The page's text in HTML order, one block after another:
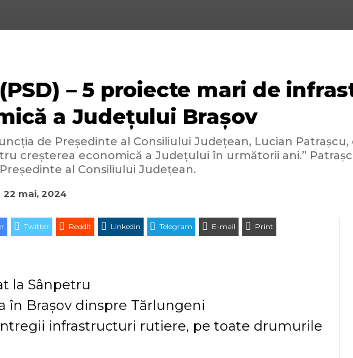
– 5 proiecte mari de
a Județului Brașov
de Președinte al Consiliului Județean, Lucian
creșterea economică a Județului în următorii ani.”
al Consiliului Județean.
22 mai, 2024
Twitter ReddIt Linkedin Telegram E-mail Print
la Sânpetru
în Brașov dinspre Tărlungeni
infrastructuri rutiere, pe toate drumurile